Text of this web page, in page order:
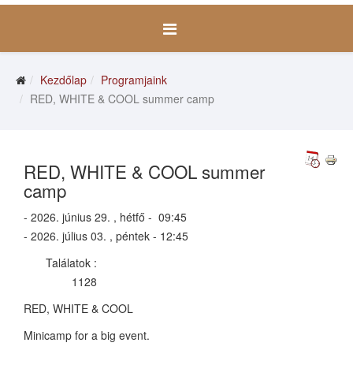
Kezdőlap
Programjaink
RED, WHITE & COOL summer camp
RED, WHITE & COOL summer
camp
- 2026. június 29. , hétfő - 09:45
- 2026. július 03. , péntek - 12:45
Találatok :
1128
RED, WHITE & COOL
Minicamp for a big event.